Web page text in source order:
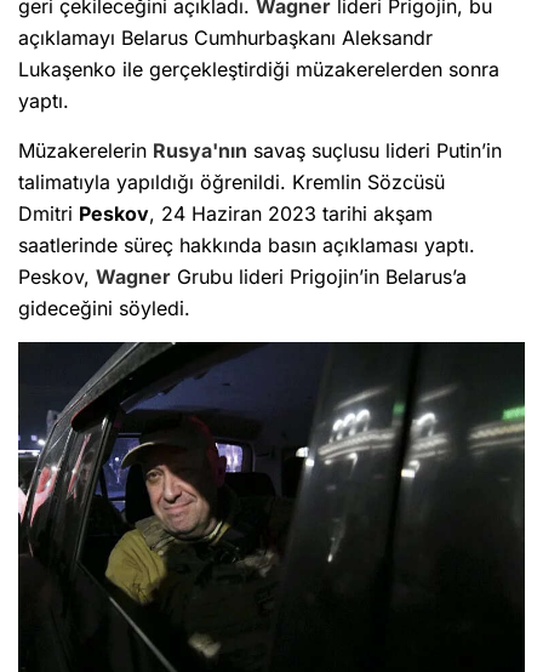
geri çekileceğini açıkladı. Wagner lideri Prigojin, bu
açıklamayı Belarus Cumhurbaşkanı Aleksandr
Lukaşenko ile gerçekleştirdiği müzakerelerden sonra
yaptı.
Müzakerelerin Rusya'nın savaş suçlusu lideri Putin’in
talimatıyla yapıldığı öğrenildi. Kremlin Sözcüsü
Dmitri Peskov, 24 Haziran 2023 tarihi akşam
saatlerinde süreç hakkında basın açıklaması yaptı.
Peskov, Wagner Grubu lideri Prigojin’in Belarus’a
gideceğini söyledi.